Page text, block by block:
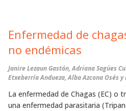
Enfermedad de
no endémicas
Janire Lezaun Gastón, Adriana Sagües
Etxeberría Andueza, Alba Azcona Osés
La enfermedad de Chagas (EC) o
una enfermedad parasitaria